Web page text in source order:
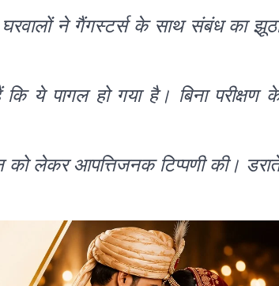
ने गैंगस्टर्स के साथ संबंध का
ये पागल हो गया है। बिना परीक्षण
को लेकर आपत्तिजनक टिप्पणी की।